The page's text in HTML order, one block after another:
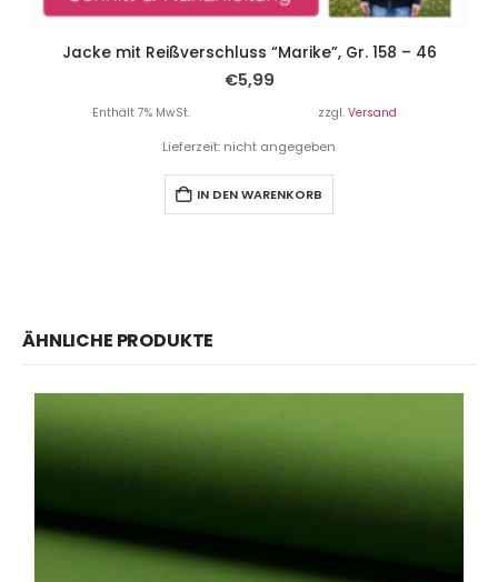
Jacke mit Reißverschluss “Marike”, Gr. 158 – 46
€5,99
Enthält 7% MwSt. zzgl. Versand
Lieferzeit: nicht angegeben
IN DEN WARENKORB
ÄHNLICHE PRODUKTE